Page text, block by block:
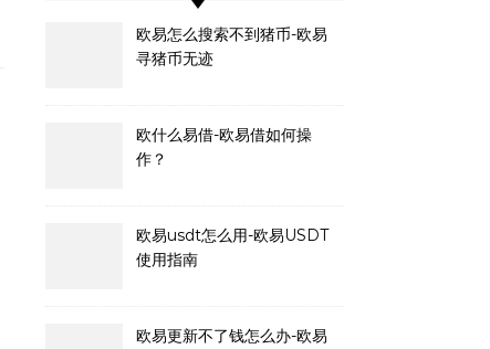
欧易怎么搜索不到猪币-欧易
寻猪币无迹
欧什么易借-欧易借如何操
作？
欧易usdt怎么用-欧易USDT
使用指南
欧易更新不了钱怎么办-欧易